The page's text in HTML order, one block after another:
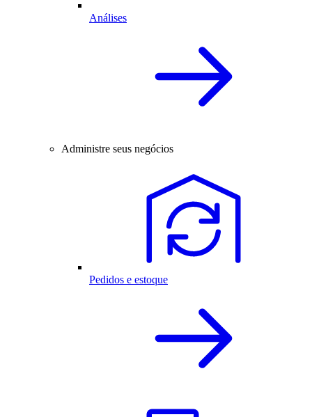
Análises
Administre seus negócios
Pedidos e estoque